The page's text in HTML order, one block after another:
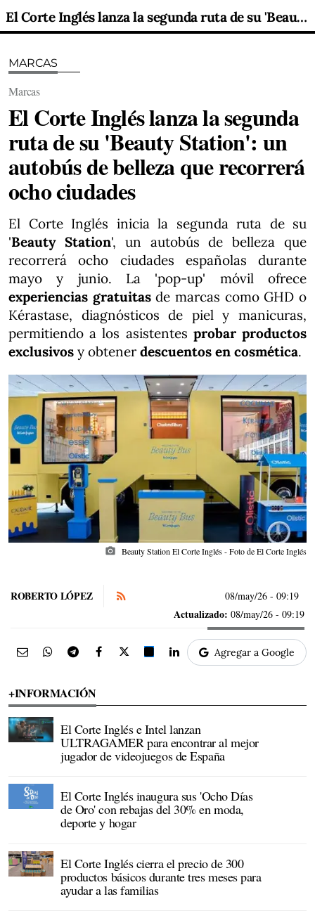
El Corte Inglés lanza la segunda ruta de su 'Beauty Station': un autobús de belleza que recorrerá ocho ciudades
MARCAS
Marcas
El Corte Inglés lanza la segunda
ruta de su 'Beauty Station': un
autobús de belleza que recorrerá
ocho ciudades
El Corte Inglés inicia la segunda ruta de su
'Beauty Station', un autobús de belleza que
recorrerá ocho ciudades españolas durante
mayo y junio. La 'pop-up' móvil ofrece
experiencias gratuitasde marcas como GHD o
Kérastase, diagnósticos de piel y manicuras,
permitiendo a los asistentes probar productos
exclusivos y obtener descuentos en cosmética.
photo_camera Beauty Station El Corte Inglés - Foto de El Corte Inglés
ROBERTO LÓPEZ 08/may/26 - 09:19
Actualizado: 08/may/26 - 09:19
Agregar a Google
+INFORMACIÓN
El Corte Inglés e Intel lanzan
ULTRAGAMER para encontrar al mejor
jugador de videojuegos de España
El Corte Inglés inaugura sus 'Ocho Días
de Oro' con rebajas del 30% en moda,
deporte y hogar
El Corte Inglés cierra el precio de 300
productos básicos durante tres meses para
ayudar a las familias